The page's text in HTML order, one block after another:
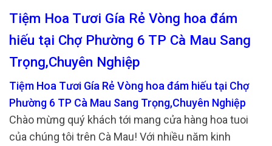
Tiệm Hoa Tươi Gía Rẻ Vòng hoa đám
hiếu tại Chợ Phường 6 TP Cà Mau Sang
Trọng,Chuyên Nghiệp
Tiệm Hoa Tươi Gía Rẻ Vòng hoa đám hiếu tại Chợ
Phường 6 TP Cà Mau Sang Trọng,Chuyên Nghiệp
Chào mừng quý khách tới mang cửa hàng hoa tuoi
của chúng tôi trên Cà Mau! Với nhiều năm kinh